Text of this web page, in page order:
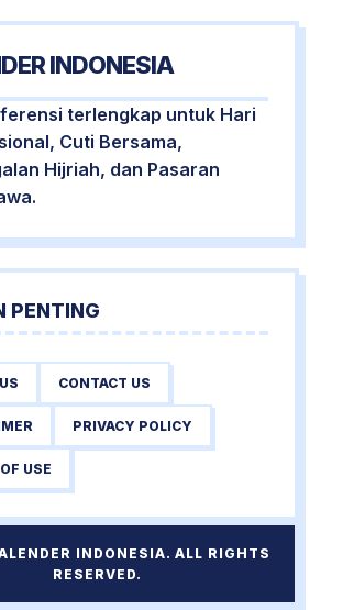
INDONESIA
terlengkap untuk Hari
Cuti Bersama,
Hijriah, dan Pasaran
PENTING
CONTACT US
PRIVACY POLICY
USE
INDONESIA. ALL RIGHTS
RESERVED.